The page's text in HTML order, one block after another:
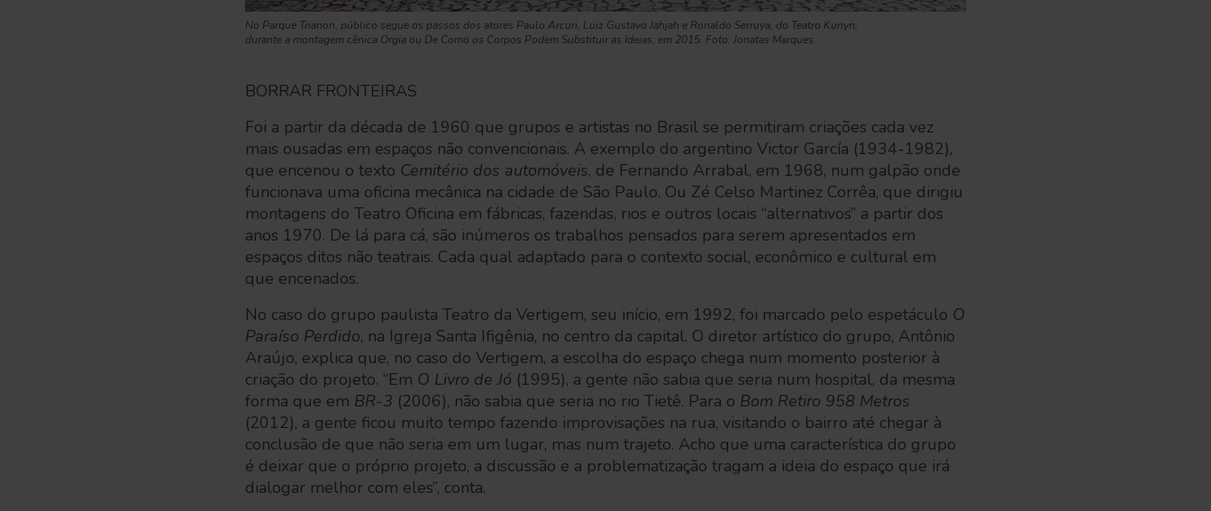
No Parque Trianon, público segue os passos dos atores Paulo Arcuri, Luiz Gustavo Jahjah e Ronaldo Serruya, do Teatro Kunyn,
durante a montagem cênica Orgia ou De Como os Corpos Podem Substituir as Ideias, em 2015. Foto: Jonatas Marques
BORRAR FRONTEIRAS
Foi a partir da década de 1960 que grupos e artistas no Brasil se permitiram criações cada vez
mais ousadas em espaços não convencionais. A exemplo do argentino Victor García (1934-1982),
que encenou o texto Cemitério dos automóveis, de Fernando Arrabal, em 1968, num galpão onde
funcionava uma oficina mecânica na cidade de São Paulo. Ou Zé Celso Martinez Corrêa, que dirigiu
montagens do Teatro Oficina em fábricas, fazendas, rios e outros locais “alternativos” a partir dos
anos 1970. De lá para cá, são inúmeros os trabalhos pensados para serem apresentados em
espaços ditos não teatrais. Cada qual adaptado para o contexto social, econômico e cultural em
que encenados.
No caso do grupo paulista Teatro da Vertigem, seu início, em 1992, foi marcado pelo espetáculo O
Paraíso Perdido, na Igreja Santa Ifigênia, no centro da capital. O diretor artístico do grupo, Antônio
Araújo, explica que, no caso do Vertigem, a escolha do espaço chega num momento posterior à
criação do projeto. “Em O Livro de Jó (1995), a gente não sabia que seria num hospital, da mesma
forma que em BR-3 (2006), não sabia que seria no rio Tietê. Para o Bom Retiro 958 Metros
(2012), a gente ficou muito tempo fazendo improvisações na rua, visitando o bairro até chegar à
conclusão de que não seria em um lugar, mas num trajeto. Acho que uma característica do grupo
é deixar que o próprio projeto, a discussão e a problematização tragam a ideia do espaço que irá
dialogar melhor com eles”, conta.